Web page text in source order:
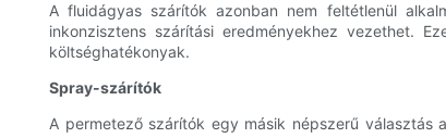
A fluidágyas szárítók azonban nem feltétlenül
inkonzisztens szárítási eredményekhez vezethet.
költséghatékonyak.
Spray-szárítók
A permetező szárítók egy másik népszerű választás